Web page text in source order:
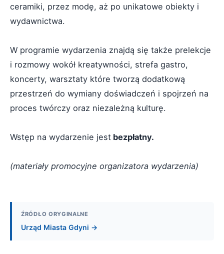
ceramiki, przez modę, aż po unikatowe obiekty i
wydawnictwa.
W programie wydarzenia znajdą się także prelekcje
i rozmowy wokół kreatywności, strefa gastro,
koncerty, warsztaty które tworzą dodatkową
przestrzeń do wymiany doświadczeń i spojrzeń na
proces twórczy oraz niezależną kulturę.
Wstęp na wydarzenie jest bezpłatny.
(materiały promocyjne organizatora wydarzenia)
ŹRÓDŁO ORYGINALNE
Urząd Miasta Gdyni →